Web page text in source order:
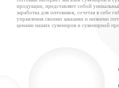
продукции, представляет собой
заработка для оптовиков, сочетая в себе
управления своими заказами и низкими
ценами наших сувениров и сувенирной